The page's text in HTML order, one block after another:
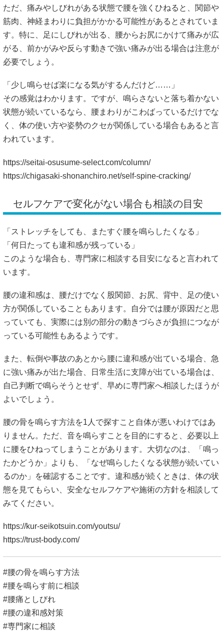
ただ、痛みやしびれがある状態で腰を強くひねると、関節や
筋肉、神経まわりに負担がかかる可能性があるとされていま
す。特に、足にしびれが出る、腰からお尻にかけて痛みが広
がる、前かがみや反らす動きで強い痛みが出る場合は注意が
必要でしょう。
「少し鳴らせば楽になる気がするんだけど……」
その感覚はわかります。ですが、鳴らさないと落ち着かない
状態が続いているなら、腰まわりがこわばっているだけでな
く、体の使い方や姿勢のクセが関係している場合もあると言
われています。
https://seitai-osusume-select.com/column/
https://chigasaki-shonanchiro.net/self-spine-cracking/
セルフケアで変化がない場合も相談の目安
「ストレッチをしても、またすぐ腰を鳴らしたくなる」
「何日たっても違和感が残っている」
このような場合も、専門家に相談する目安になると言われて
います。
腰の違和感は、腰だけでなく股関節、お尻、背中、足の使い
方が関係していることもあります。自分では腰が原因だと思
っていても、実際には別の部分の動きづらさが負担につなが
っている可能性もあるようです。
また、転倒や事故のあとから腰に違和感が出ている場合、急
に強い痛みが出た場合、日常生活に支障が出ている場合は、
自己判断で鳴らそうとせず、早めに専門家へ相談したほうが
よいでしょう。
腰の骨を鳴らす方法を1人で探すこと自体が悪いわけではあ
りません。ただ、音を鳴らすことを目的にすると、必要以上
に腰をひねってしまうことがあります。大切なのは、「鳴っ
たかどうか」よりも、「なぜ鳴らしたくなる状態が続いてい
るのか」を確認することです。違和感が続くときは、体の状
態を見てもらい、安全なセルフケアや施術の方針を相談して
みてください。
https://kur-seikotsuin.com/youtsu/
https://trust-body.com/
#腰の骨を鳴らす方法
#腰を鳴らす前に相談
#腰痛としびれ
#腰の違和感対策
#専門家に相談